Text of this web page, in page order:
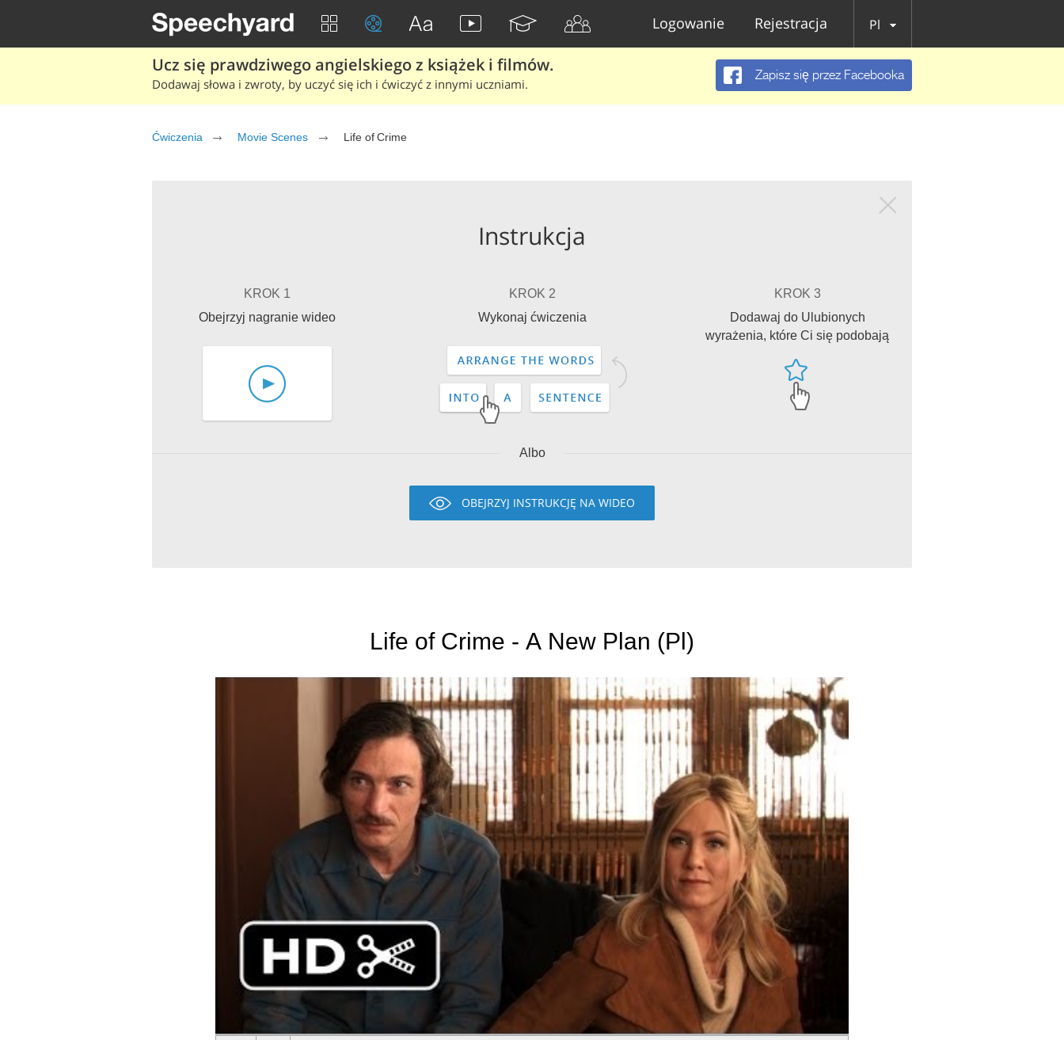
Logowanie Rejestracja Pl
Ucz się prawdziwego angielskiego z książek i filmów.
Dodawaj słowa i zwroty, by uczyć się ich i ćwiczyć z innymi uczniami.
Zapisz się przez Facebooka
Ćwiczenia Movie Scenes Life of Crime
Instrukcja
KROK 1
Obejrzyj nagranie wideo
KROK 2
Wykonaj ćwiczenia
KROK 3
Dodawaj do Ulubionych
wyrażenia, które Ci się podobają
Albo
OBEJRZYJ INSTRUKCJĘ NA WIDEO
Life of Crime - A New Plan (Pl)